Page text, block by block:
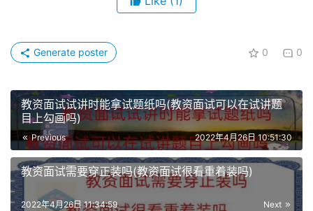
名，报考相应科目笔试、面试，并取得合格的成绩即可获得
教师资格证，经过认定即可。
考生按照本省公告要求选择考试类别、考区、科目（所报科
目须一次性勾选，一经审核通过，将无法增加或更改）。提
交信息后，考生报考状态变更为“待审核”。考生报考有关信
息在审核前均可以自行修改。
教师资格证分数合格线，采用了线性转换的方式。即卷面
150分，按标准转换为120分制，70分以上为考试合格。
0 0
Generate poster
教资面试试讲时能拿试题纸吗(教资面试可以在试讲题
目上勾画吗)
Previous 2022年4月26日 10:51:30
教资面试需要穿正装吗(教资面试很看重着装吗)
Next
2022年4月26日 11:34:59